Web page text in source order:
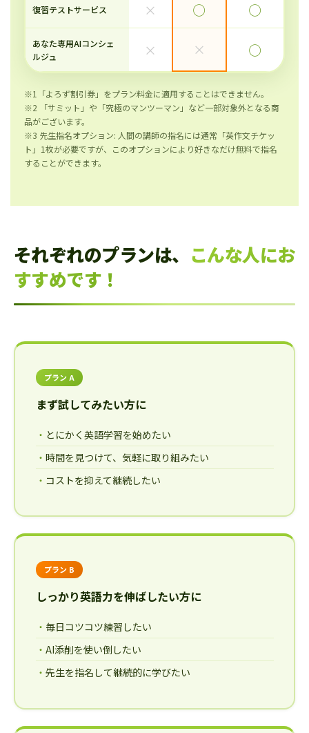
復習テストサービス × ◯ ◯
あなた専用AIコンシェ
ルジュ
× × ◯
※1「よろず割引券」をプラン料金に適用することはできません。
※2 「サミット」や「究極のマンツーマン」など一部対象外となる商
品がございます。
※3 先生指名オプション: 人間の講師の指名には通常「英作文チケッ
ト」1枚が必要ですが、このオプションにより好きなだけ無料で指名
することができます。
それぞれのプランは、 こんな人にお
すすめです！
プラン A
まず試してみたい方に
とにかく英語学習を始めたい
時間を見つけて、気軽に取り組みたい
コストを抑えて継続したい
プラン B
しっかり英語力を伸ばしたい方に
毎日コツコツ練習したい
AI添削を使い倒したい
先生を指名して継続的に学びたい